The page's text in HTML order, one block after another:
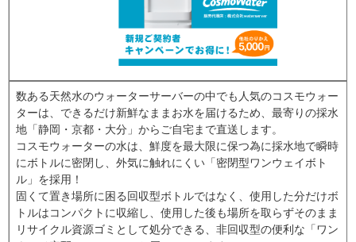
数ある天然水のウォーターサーバーの中でも人気のコスモウォー
ターは、できるだけ新鮮なままお水を届けるため、最寄りの採水
地「静岡・京都・大分」からご自宅まで直送します。
コスモウォーターの水は、鮮度を最大限に保つ為に採水地で瞬時
にボトルに密閉し、外気に触れにくい「密閉型ワンウェイボト
ル」を採用！
固くて置き場所に困る回収型ボトルではなく、使用した分だけボ
トルはコンパクトに収縮し、使用した後も場所を取らずそのまま
リサイクル資源ゴミとして処分できる、非回収型の便利な「ワン